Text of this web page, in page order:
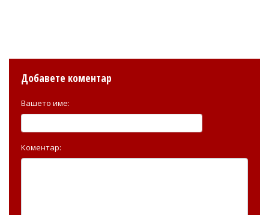
Добавете коментар
Вашето име:
Коментар: